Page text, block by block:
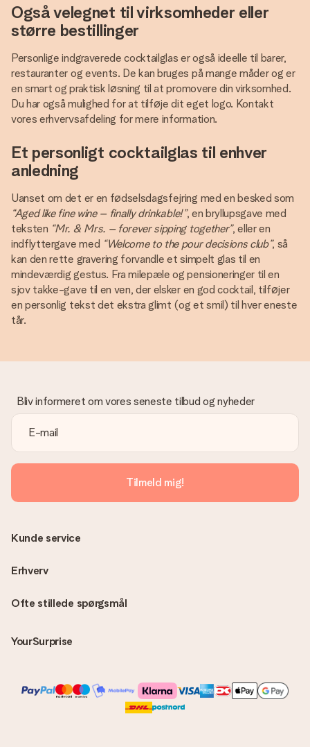
Også velegnet til virksomheder eller
større bestillinger
Personlige indgraverede cocktailglas er også ideelle til barer,
restauranter og events. De kan bruges på mange måder og er
en smart og praktisk løsning til at promovere din virksomhed.
Du har også mulighed for at tilføje dit eget logo. Kontakt
vores erhvervsafdeling for mere information.
Et personligt cocktailglas til enhver
anledning
Uanset om det er en fødselsdagsfejring med en besked som
“Aged like fine wine – finally drinkable!”, en bryllupsgave med
teksten “Mr. & Mrs. – forever sipping together”, eller en
indflyttergave med “Welcome to the pour decisions club”, så
kan den rette gravering forvandle et simpelt glas til en
mindeværdig gestus. Fra milepæle og pensioneringer til en
sjov takke-gave til en ven, der elsker en god cocktail, tilføjer
en personlig tekst det ekstra glimt (og et smil) til hver eneste
tår.
Bliv informeret om vores seneste tilbud og nyheder
Tilmeld mig!
Ofte stillede spørgsmål
YourSurprise
Kunde service
Erhverv